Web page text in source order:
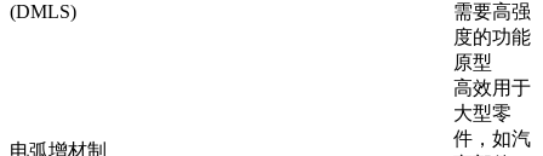
(DMLS)
需要高强
度的功能
原型
电弧增材制
高效用于
大型零
件，如汽